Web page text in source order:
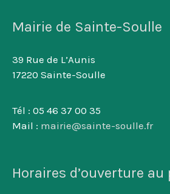
Mairie de Sainte-Soulle
39 Rue de L’Aunis
17220 Sainte-Soulle
Tél : 05 46 37 00 35
Mail : mairie@sainte-soulle.fr
Horaires d’ouverture au